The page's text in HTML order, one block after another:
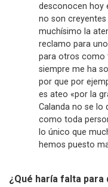
desconocen hoy
no son
muchísimo la
reclamo para
para otros como
siempre me ha
por que por
es ateo «por la
Calanda no se lo
como toda
lo único que
hemos puesto
¿Qué haría falta